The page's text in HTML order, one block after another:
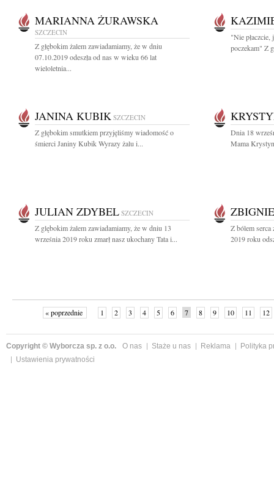
MARIANNA ŻURAWSKA
SZCZECIN
Z głębokim żalem zawiadamiamy, że w dniu
07.10.2019 odeszła od nas w wieku 66 lat
wieloletnia...
"Nie
poczekam" Z
JANINA KUBIK SZCZECIN
Z głębokim smutkiem przyjęliśmy wiadomość o
śmierci Janiny Kubik Wyrazy żalu i...
Dnia 18
Mama
JULIAN ZDYBEL SZCZECIN
Z glębokim żalem zawiadamiamy, że w dniu 13
września 2019 roku zmarł nasz ukochany Tata i...
Z bólem serca
2019 roku
« poprzednie 1 2 3 4 5 6 7 8 9 10 11 12
Copyright © Wyborcza sp. z o.o. O nas Staże u nas Reklama
Polityka
Ustawienia prywatności